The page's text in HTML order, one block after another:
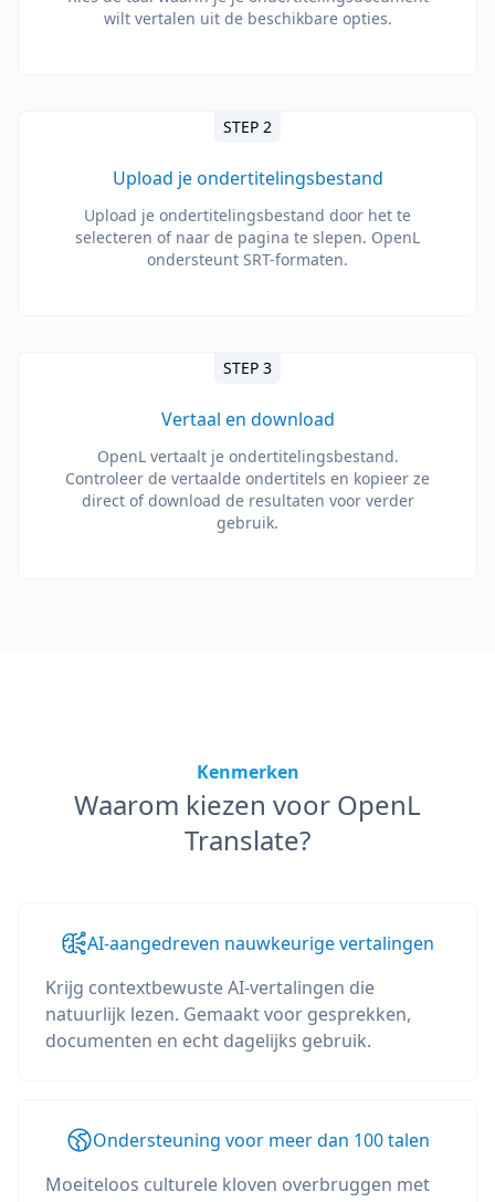
wilt vertalen uit de beschikbare opties.
STEP 2
Upload je ondertitelingsbestand
Upload je ondertitelingsbestand door het te
selecteren of naar de pagina te slepen. OpenL
ondersteunt SRT-formaten.
STEP 3
Vertaal en download
OpenL vertaalt je ondertitelingsbestand.
Controleer de vertaalde ondertitels en kopieer ze
direct of download de resultaten voor verder
gebruik.
Kenmerken
Waarom kiezen voor OpenL
Translate?
AI-aangedreven nauwkeurige vertalingen
Krijg contextbewuste AI-vertalingen die
natuurlijk lezen. Gemaakt voor gesprekken,
documenten en echt dagelijks gebruik.
Ondersteuning voor meer dan 100 talen
Moeiteloos culturele kloven overbruggen met